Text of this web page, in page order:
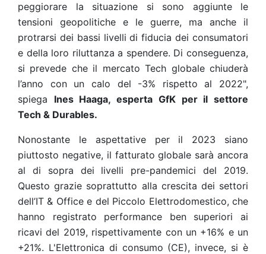
peggiorare la situazione si sono aggiunte le
tensioni geopolitiche e le guerre, ma anche il
protrarsi dei bassi livelli di fiducia dei consumatori
e della loro riluttanza a spendere. Di conseguenza,
si prevede che il mercato Tech globale chiuderà
l’anno con un calo del -3% rispetto al 2022",
spiega Ines Haaga, esperta GfK per il settore
Tech & Durables.
Nonostante le aspettative per il 2023 siano
piuttosto negative, il fatturato globale sarà ancora
al di sopra dei livelli pre-pandemici del 2019.
Questo grazie soprattutto alla crescita dei settori
dell’IT & Office e del Piccolo Elettrodomestico, che
hanno registrato performance ben superiori ai
ricavi del 2019, rispettivamente con un +16% e un
+21%. L'Elettronica di consumo (CE), invece, si è